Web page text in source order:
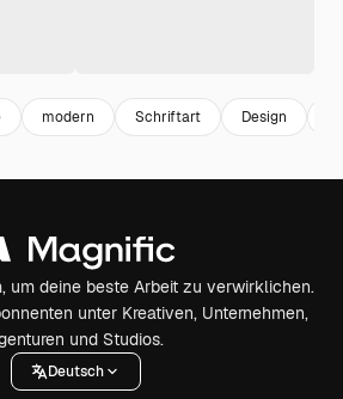
modern Schriftart Design
um deine beste Arbeit zu verwirklichen.
unter Kreativen, Unternehmen,
und Studios.
Deutsch